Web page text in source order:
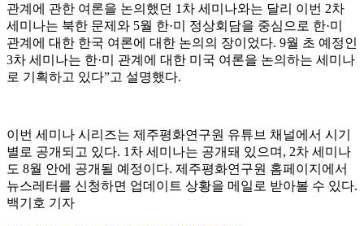
관계에 관한 여론을 논의했던 1 차 세미나와는 달리 이번 2차
세미나는 북한 문제와 5월 한·미 정상회담을 중심으로 한·미
관계에 대한 한국 여론에 대한 논의의 장이었다. 9월 초 예정인
3차 세미나는 한·미 관계에 대한 미국 여론을 논의하는 세미나
로 기획하고 있다”고 설명했다.
이번 세미나 시리즈는 제주평화연구원 유튜브 채널에서 시기
별로 공개되고 있다. 1 차 세미나는 공개돼 있으며 , 2차 세미나
도 8월 안에 공개될 예정이다. 제주평화연구원 홈페이지에서
뉴스레터를 신청하면 업데이트 상황을 메일로 받아볼 수 있다.
백기호 기자